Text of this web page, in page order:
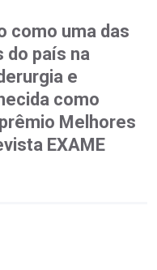
como uma das
do país na
e
como
Melhores
EXAME